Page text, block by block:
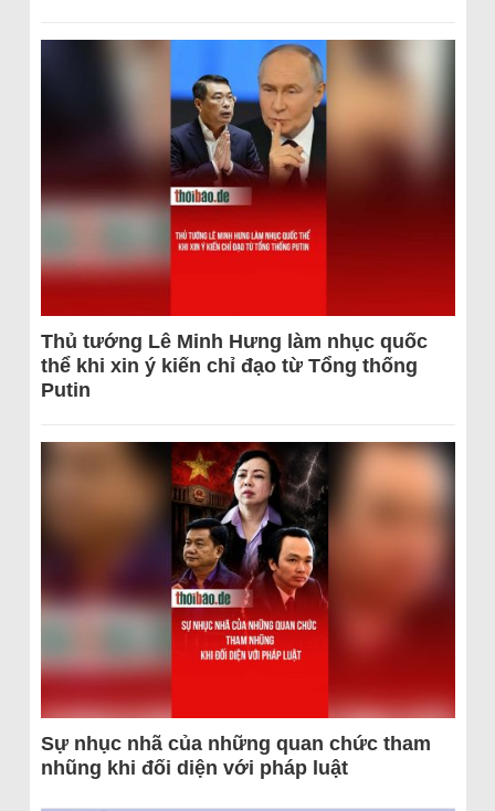
Thủ tướng Lê Minh Hưng làm nhục quốc
thể khi xin ý kiến chỉ đạo từ Tổng thống
Putin
Sự nhục nhã của những quan chức tham
nhũng khi đối diện với pháp luật